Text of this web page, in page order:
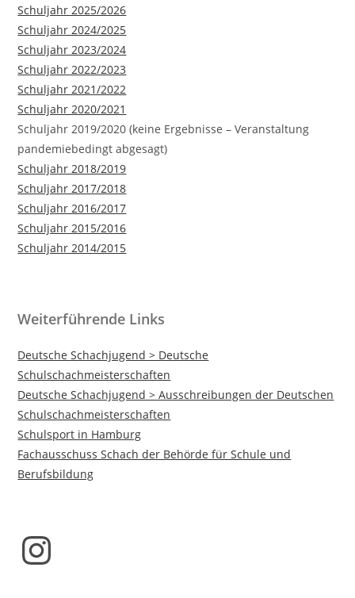
Schuljahr 2025/2026
Schuljahr 2024/2025
Schuljahr 2023/2024
Schuljahr 2022/2023
Schuljahr 2021/2022
Schuljahr 2020/2021
Schuljahr 2019/2020 (keine Ergebnisse – Veranstaltung
pandemiebedingt abgesagt)
Schuljahr 2018/2019
Schuljahr 2017/2018
Schuljahr 2016/2017
Schuljahr 2015/2016
Schuljahr 2014/2015
Weiterführende Links
Deutsche Schachjugend > Deutsche
Schulschachmeisterschaften
Deutsche Schachjugend > Ausschreibungen der Deutschen
Schulschachmeisterschaften
Schulsport in Hamburg
Fachausschuss Schach der Behörde für Schule und
Berufsbildung
Instagram